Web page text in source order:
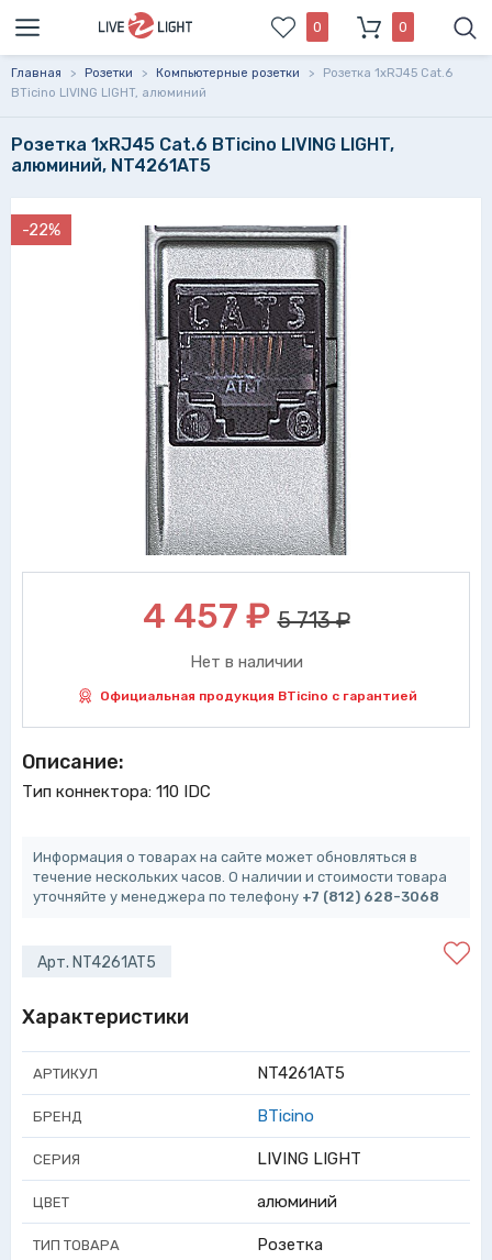
0 0
Главная > Розетки > Компьютерные розетки >
Розетка 1xRJ45 Cat.6
BTicino LIVING LIGHT, алюминий
Розетка 1xRJ45 Cat.6 BTicino LIVING LIGHT,
алюминий, NT4261AT5
-22%
4 457 ₽ 5 713 ₽
Нет в наличии
Официальная продукция BTicino с гарантией
Описание:
Тип коннектора: 110 IDC
Информация о товарах на сайте может обновляться в
течение нескольких часов. О наличии и стоимости товара
уточняйте у менеджера по телефону +7 (812) 628-3068
Арт. NT4261AT5
Характеристики
АРТИКУЛ NT4261AT5
БРЕНД BTicino
СЕРИЯ LIVING LIGHT
ЦВЕТ алюминий
ТИП ТОВАРА Розетка